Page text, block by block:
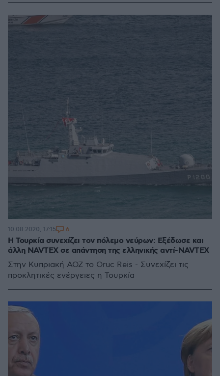
Η Τουρκία συνεχίζει τον πόλεμο νεύρων: Εξέδωσε και
άλλη NAVTEX σε απάντηση της ελληνικής αντί-NAVTEX
Στην Κυπριακή ΑΟΖ το Oruc Reis - Συνεχίζει τις
προκλητικές ενέργειες η Τουρκία
10.08.2020, 17:15 6